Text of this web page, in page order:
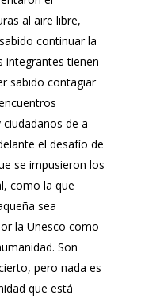
al aire libre,
continuar la
integrantes tienen
sabido contagiar
de a
el desafío de
se impusieron los
como la que
sea
la Unesco como
Son
pero nada es
que está